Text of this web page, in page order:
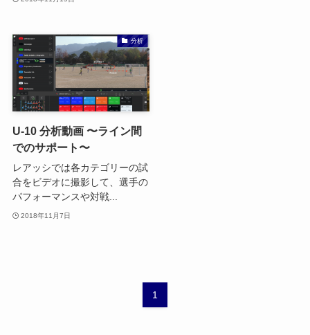
分析
U-10 分析動画 〜ライン間
でのサポート〜
レアッシでは各カテゴリーの試
合をビデオに撮影して、選手の
パフォーマンスや対戦...
2018年11月7日
1